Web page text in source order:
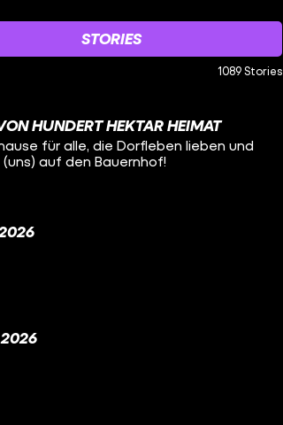
STORIES
1089 Stories
HUNDERT HEKTAR HEIMAT
für alle, die Dorfleben lieben und
auf den Bauernhof!